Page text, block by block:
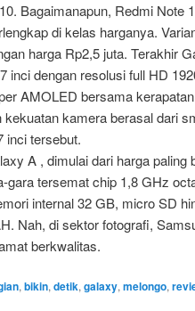
Bagaimanapun, Redmi Note
di kelas harganya.
harga Rp2,5 juta. Terakhir
inci dengan resolusi full HD
AMOLED bersama
kamera berasal dari
inci tersebut.
A , dimulai dari harga paling
gara tersemat chip 1,8 GHz
internal 32 GB, micro SD
Nah, di sektor fotografi,
berkwalitas.
, bikin, detik, galaxy, melongo,